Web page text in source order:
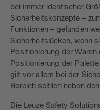
bei immer identischer
Sicherheitskonzepte –
Funktionen – gefunden
Sicherheitslücken, wenn
Positionierung der
Positionierung der
gilt vor allem bei der
Bereich seitlich neben
Die Leuze Safety